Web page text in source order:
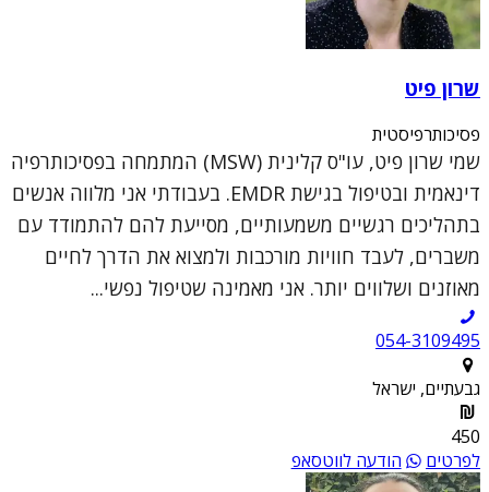
שרון פיט
פסיכותרפיסטית
שמי שרון פיט, עו"ס קלינית (MSW) המתמחה בפסיכותרפיה
דינאמית ובטיפול בגישת EMDR. בעבודתי אני מלווה אנשים
בתהליכים רגשיים משמעותיים, מסייעת להם להתמודד עם
משברים, לעבד חוויות מורכבות ולמצוא את הדרך לחיים
מאוזנים ושלווים יותר. אני מאמינה שטיפול נפשי...
054-3109495
גבעתיים, ישראל
450
לפרטים
הודעה לווטסאפ